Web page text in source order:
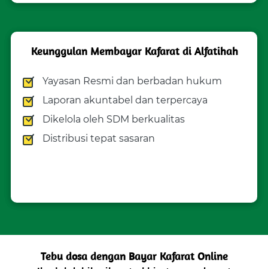
Keunggulan Membayar Kafarat di Alfatihah
Yayasan Resmi dan berbadan hukum
Laporan akuntabel dan terpercaya
Dikelola oleh SDM berkualitas
Distribusi tepat sasaran
Tebu dosa dengan Bayar Kafarat Online